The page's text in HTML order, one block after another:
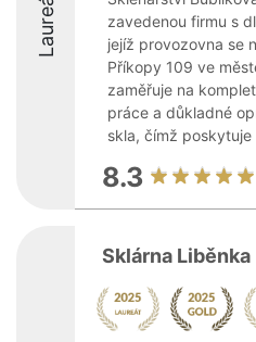
Laureáti
zavedenou firmu s
jejíž provozovna se
Příkopy 109 ve
zaměřuje na
práce a důkladné
skla, čímž poskytuje
8.3
Sklárna Liběnka